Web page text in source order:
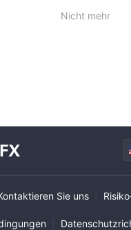
anbietet. Der verdächtige
Nicht mehr
Sie uns